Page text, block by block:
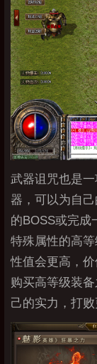
武器诅咒也是
器，可以为自
的BOSS或完成
特殊属性的高
性值会更高，
购买高等级装
己的实力，打败